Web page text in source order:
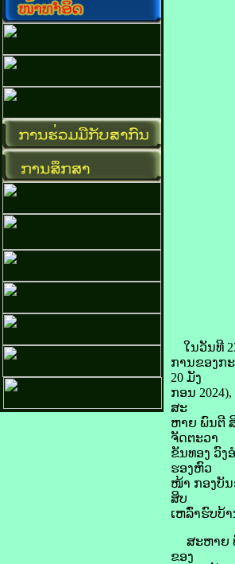
ໃນວັນທີ
ການຂອງກ
20 ມັງ
ກອນ
ສະ
ຫາຍ ພົນຕີ
ຈັດຕະວາ
ຂັນທອງ ວົ
ຮອງຫົວ
ໜ້າ ກອງບັນ
ສິບ
ເຫລົ່າຮົບບ້
ສະຫາຍ ພັ
ຂອງ